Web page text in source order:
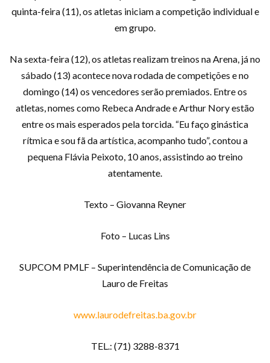
quinta-feira (11), os atletas iniciam a competição individual e
em grupo.
Na sexta-feira (12), os atletas realizam treinos na Arena, já no
sábado (13) acontece nova rodada de competições e no
domingo (14) os vencedores serão premiados. Entre os
atletas, nomes como Rebeca Andrade e Arthur Nory estão
entre os mais esperados pela torcida. “Eu faço ginástica
rítmica e sou fã da artística, acompanho tudo”, contou a
pequena Flávia Peixoto, 10 anos, assistindo ao treino
atentamente.
Texto – Giovanna Reyner
Foto – Lucas Lins
SUPCOM PMLF – Superintendência de Comunicação de
Lauro de Freitas
www.laurodefreitas.ba.gov.br
TEL.: (71) 3288-8371